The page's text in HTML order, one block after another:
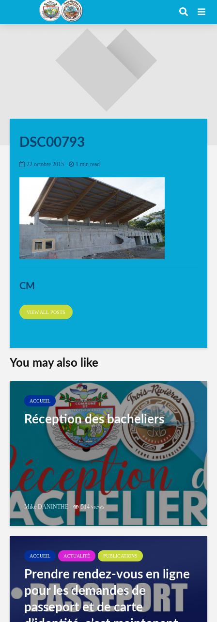
DSC00793
22 octobre 2015 1 min read
CM
VIEW ALL POSTS
You may also like
ACCUEIL
Réception des bacheliers
Mike DANINTHE 514 views
ACCUEIL ACTUALITÉ PUBLICATIONS
Prendre rendez-vous en ligne
pour les demandes de
passeport et de carte